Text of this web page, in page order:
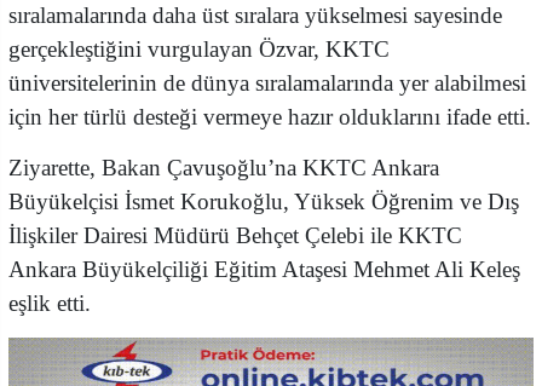
sıralamalarında daha üst sıralara yükselmesi sayesinde
gerçekleştiğini vurgulayan Özvar, KKTC
üniversitelerinin de dünya sıralamalarında yer alabilmesi
için her türlü desteği vermeye hazır olduklarını ifade etti.
Ziyarette, Bakan Çavuşoğlu’na KKTC Ankara
Büyükelçisi İsmet Korukoğlu, Yüksek Öğrenim ve Dış
İlişkiler Dairesi Müdürü Behçet Çelebi ile KKTC
Ankara Büyükelçiliği Eğitim Ataşesi Mehmet Ali Keleş
eşlik etti.